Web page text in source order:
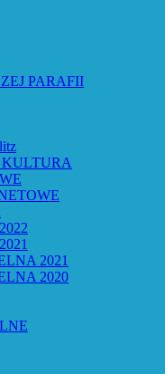
Boże Roku
PARAFII
2021
2020